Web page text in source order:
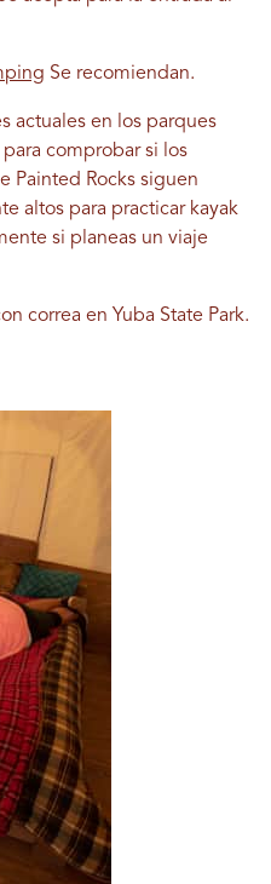
Se recomiendan.
actuales en los parques
para comprobar si los
Painted Rocks siguen
altos para practicar kayak
si planeas un viaje
correa en Yuba State Park.